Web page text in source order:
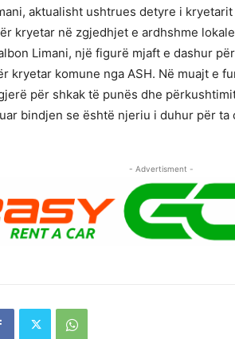
aktualisht ushtrues detyre i
kryetar në zgjedhjet e ardhshme
Limani, një figurë mjaft e dashur
kryetar komune nga ASH. Në muajt e
për shkak të punës dhe
bindjen se është njeriu i duhur për ta
- Advertisment -